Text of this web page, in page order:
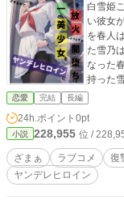
白雪姫
い彼女
を春人
た雪乃
なった
持った
と試みるも…… 闇堕ちした美少
る、超刺激
を見て
ィ色が
ィクシ
恋愛 完結 長編
24h.ポイント 0pt
小説 228,955 位 /
ざまぁ ラブコメ 復
ヤンデレヒロイン